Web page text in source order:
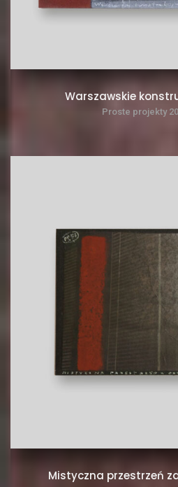
Warszawskie
Proste projekty
Mistyczna przestrzeń